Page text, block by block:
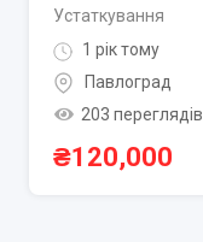
Устаткування
1 рік тому
Павлоград
203 переглядів
₴120,000